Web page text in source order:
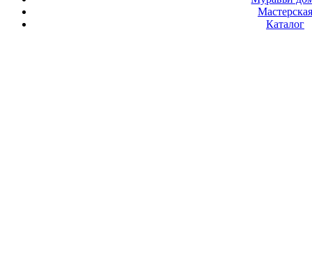
Мастерская
Каталог